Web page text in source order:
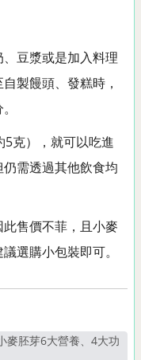
豆漿或是加入料理
製饅頭、發糕時，
克），就可以吃進
需透過其他飲食均
售價不菲，且小麥
選購小包裝即可。